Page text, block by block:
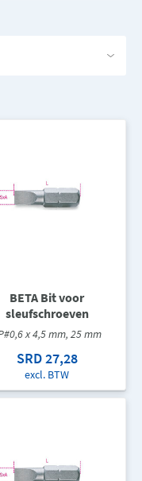
BETA Bit voor
sleufschroeven
x 4,5 mm, 25 mm
SRD 27,28
excl. BTW